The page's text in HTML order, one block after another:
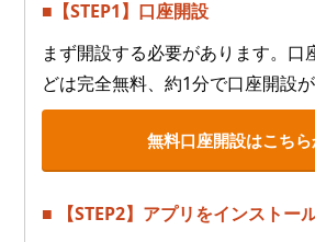
■【STEP1】口座開設
まず開設する必要があります。口
どは完全無料、約1分で口座開設
無料口座開設はこちら
■ 【STEP2】アプリをインストー